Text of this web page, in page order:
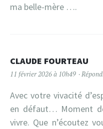
ma belle-mère ….
CLAUDE FOURTEAU
11 février 2026 à 10h49
Avec votre vivacité
en défaut… Moment
vivre. Que n’écoutez